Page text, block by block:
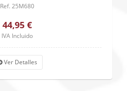
Ref. 25M680
44,95 €
IVA Incluido
Ver Detalles